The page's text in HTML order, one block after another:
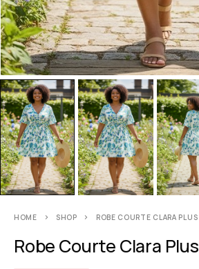
HOME SHOP ROBE COURTE CLARA PLUS
Robe Courte Clara Plus